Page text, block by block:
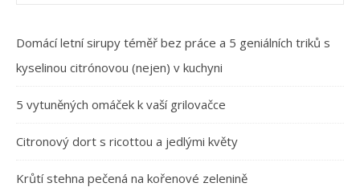
Domácí letní sirupy téměř bez práce a 5 geniálních triků s
kyselinou citrónovou (nejen) v kuchyni
5 vytuněných omáček k vaší grilovačce
Citronový dort s ricottou a jedlými květy
Krůtí stehna pečená na kořenové zelenině